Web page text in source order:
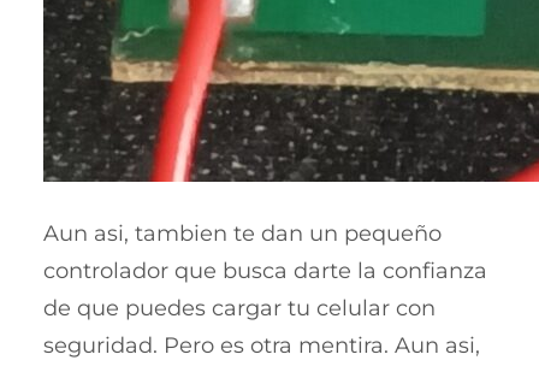
Aun asi, tambien te dan un pequeño
controlador que busca darte la confianza
de que puedes cargar tu celular con
seguridad. Pero es otra mentira. Aun asi,